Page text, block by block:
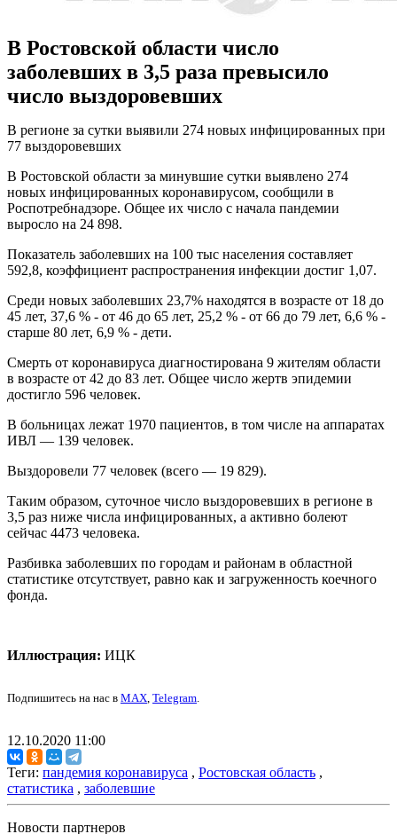
В Ростовской области число
заболевших в 3,5 раза превысило
число выздоровевших
В регионе за сутки выявили 274 новых инфицированных при
77 выздоровевших
В Ростовской области за минувшие сутки выявлено 274
новых инфицированных коронавирусом, сообщили в
Роспотребнадзоре. Общее их число с начала пандемии
выросло на 24 898.
Показатель заболевших на 100 тыс населения составляет
592,8, коэффициент распространения инфекции достиг 1,07.
Среди новых заболевших 23,7% находятся в возрасте от 18 до
45 лет, 37,6 % - от 46 до 65 лет, 25,2 % - от 66 до 79 лет, 6,6 % -
старше 80 лет, 6,9 % - дети.
Смерть от коронавируса диагностирована 9 жителям области
в возрасте от 42 до 83 лет. Общее число жертв эпидемии
достигло 596 человек.
В больницах лежат 1970 пациентов, в том числе на аппаратах
ИВЛ — 139 человек.
Выздоровели 77 человек (всего — 19 829).
Таким образом, суточное число выздоровевших в регионе в
3,5 раз ниже числа инфицированных, а активно болеют
сейчас 4473 человека.
Разбивка заболевших по городам и районам в областной
статистике отсутствует, равно как и загруженность коечного
фонда.
Иллюстрация: ИЦК
Подпишитесь на нас в MAX, Telegram.
12.10.2020 11:00
Теги: пандемия коронавируса , Ростовская область ,
статистика , заболевшие
Новости партнеров